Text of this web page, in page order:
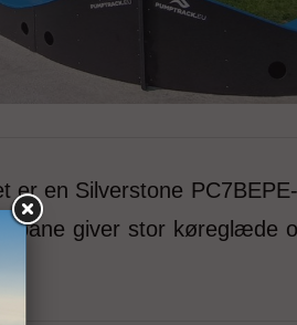
en Silverstone
bane giver stor køreglæde